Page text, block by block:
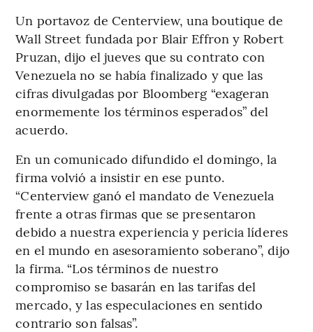
Un portavoz de Centerview, una boutique de
Wall Street fundada por Blair Effron y Robert
Pruzan, dijo el jueves que su contrato con
Venezuela no se había finalizado y que las
cifras divulgadas por Bloomberg “exageran
enormemente los términos esperados” del
acuerdo.
En un comunicado difundido el domingo, la
firma volvió a insistir en ese punto.
“Centerview ganó el mandato de Venezuela
frente a otras firmas que se presentaron
debido a nuestra experiencia y pericia líderes
en el mundo en asesoramiento soberano”, dijo
la firma. “Los términos de nuestro
compromiso se basarán en las tarifas del
mercado, y las especulaciones en sentido
contrario son falsas”.